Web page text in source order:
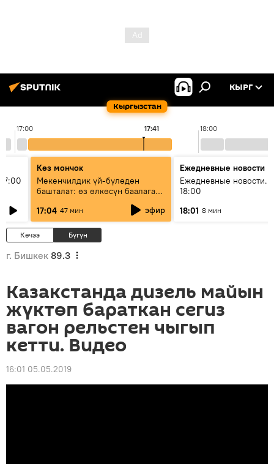
Кыргызстан
КЫРГ
17:00 18:00
17:41
Көз мончок
Мекенчилдик үй-бүлөдөн
башталат: өз өлкөсүн баалаган
муунду кантип тарбиялоо
керек?
17:04 47 мин эфир
Ежедневные новости
Ежедневные новости.
18:00
18:01 8 мин
Кечээ Бүгүн
г. Бишкек 89.3
Казакстанда дизель майын
жүктөп бараткан сегиз
вагон рельстен чыгып
кетти. Видео
16:01 05.05.2019